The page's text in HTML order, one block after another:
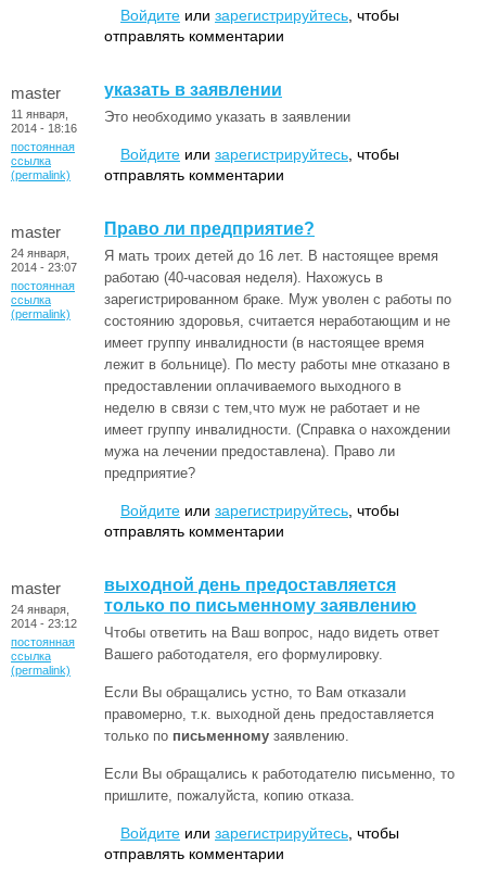
Войдите или зарегистрируйтесь , чтобы
отправлять комментарии
master
11 января,
2014 - 18:16
постоянная
ссылка
(permalink)
указать в заявлении
Это необходимо указать в заявлении
Войдите или зарегистрируйтесь , чтобы
отправлять комментарии
master
24 января,
2014 - 23:07
постоянная
ссылка
(permalink)
Право ли предприятие?
Я мать троих детей до 16 лет. В настоящее время
работаю (40-часовая неделя). Нахожусь в
зарегистрированном браке. Муж уволен с работы по
состоянию здоровья, считается неработающим и не
имеет группу инвалидности (в настоящее время
лежит в больнице). По месту работы мне отказано в
предоставлении оплачиваемого выходного в
неделю в связи с тем,что муж не работает и не
имеет группу инвалидности. (Справка о нахождении
мужа на лечении предоставлена). Право ли
предприятие?
Войдите или зарегистрируйтесь , чтобы
отправлять комментарии
master
24 января,
2014 - 23:12
постоянная
ссылка
(permalink)
выходной день предоставляется
только по письменному заявлению
Чтобы ответить на Ваш вопрос, надо видеть ответ
Вашего работодателя, его формулировку.
Если Вы обращались устно, то Вам отказали
правомерно, т.к. выходной день предоставляется
только по письменному заявлению.
Если Вы обращались к работодателю письменно, то
пришлите, пожалуйста, копию отказа.
Войдите или зарегистрируйтесь , чтобы
отправлять комментарии